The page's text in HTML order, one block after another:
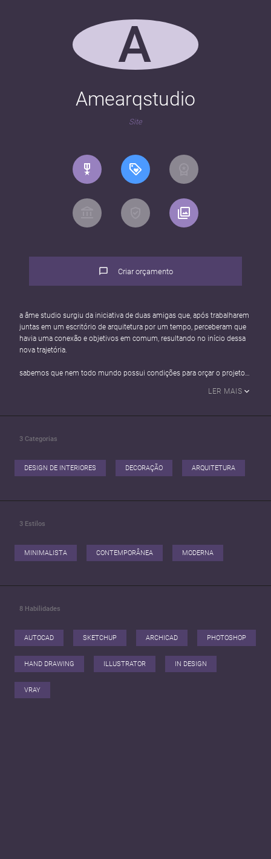
A
Amearqstudio
Site
Criar orçamento
a âme studio surgiu da iniciativa de duas amigas que, após trabalharem
juntas em um escritório de arquitetura por um tempo, perceberam que
havia uma conexão e objetivos em comum, resultando no início dessa
nova trajetória.
sabemos que nem todo mundo possui condições para orçar o projeto
proposta é oferecer serviços de consultoria com intervenções simples,
a palavra âme vem do francês e significa “alma”, porque acreditamos
de trabalho, ou até mesmo um simples cômodo em um lugar melhor. a
gente sabe que também há a semelhança com a palavra “amor” — o que
LER MAIS
3 Categorias
DESIGN DE INTERIORES DECORAÇÃO ARQUITETURA
3 Estilos
MINIMALISTA CONTEMPORÂNEA MODERNA
8 Habilidades
AUTOCAD SKETCHUP ARCHICAD PHOTOSHOP
HAND DRAWING ILLUSTRATOR IN DESIGN
VRAY